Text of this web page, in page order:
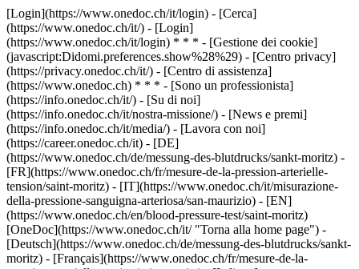
[Login](https://www.onedoc.ch/it/login) - [Cerca]
(https://www.onedoc.ch/it/) - [Login]
(https://www.onedoc.ch/it/login) * * * - [Gestione dei cookie]
(javascript:Didomi.preferences.show%28%29) - [Centro privacy]
(https://privacy.onedoc.ch/it/) - [Centro di assistenza]
(https://www.onedoc.ch) * * * - [Sono un professionista]
(https://info.onedoc.ch/it/) - [Su di noi]
(https://info.onedoc.ch/it/nostra-missione/) - [News e premi]
(https://info.onedoc.ch/it/media/) - [Lavora con noi]
(https://career.onedoc.ch/it) - [DE]
(https://www.onedoc.ch/de/messung-des-blutdrucks/sankt-moritz) -
[FR](https://www.onedoc.ch/fr/mesure-de-la-pression-arterielle-
tension/saint-moritz) - [IT](https://www.onedoc.ch/it/misurazione-
della-pressione-sanguigna-arteriosa/san-maurizio) - [EN]
(https://www.onedoc.ch/en/blood-pressure-test/saint-moritz)
[OneDoc](https://www.onedoc.ch/it/ "Torna alla home page") -
[Deutsch](https://www.onedoc.ch/de/messung-des-blutdrucks/sankt-
moritz) - [Français](https://www.onedoc.ch/fr/mesure-de-la-